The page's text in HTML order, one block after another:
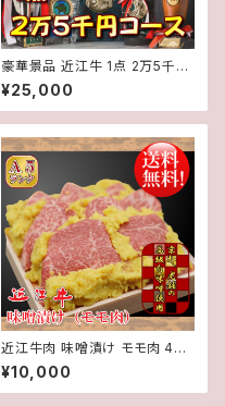
豪華景品 近江牛 1点 2万5千円
コース 目録・パネル付き ゴルフ
コンペ 二次会 イベント
¥25,000
近江牛肉 味噌漬け モモ肉 400
g入り【 冷蔵 】 A５ 「 認定 」近江
牛★ 送料無料 ★※一部地域を
除く
¥10,000